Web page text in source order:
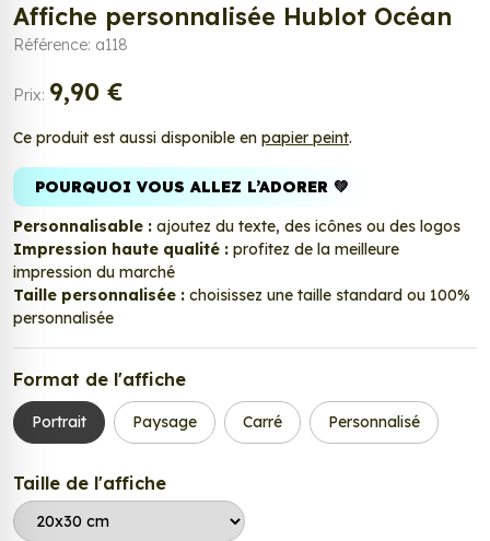
Affiche personnalisée Hublot Océan
Référence: a118
Prix: 9,90 €
Ce produit est aussi disponible en papier peint.
POURQUOI VOUS ALLEZ L’ADORER 💚
Personnalisable : ajoutez du texte, des icônes ou des logos
Impression haute qualité : profitez de la meilleure
impression du marché
Taille personnalisée : choisissez une taille standard ou 100%
personnalisée
Format de l'affiche
Portrait Paysage Carré Personnalisé
Taille de l'affiche